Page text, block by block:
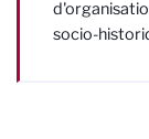
socio-